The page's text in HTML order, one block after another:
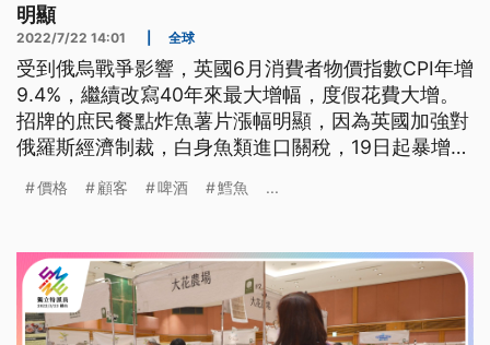
明顯
2022/7/22 14:01 全球
受到俄烏戰爭影響，英國6月消費者物價指數CPI年增
9.4%，繼續改寫40年來最大增幅，度假花費大增。
招牌的庶民餐點炸魚薯片漲幅明顯，因為英國加強對
俄羅斯經濟制裁，白身魚類進口關稅，19日起暴增到
價格 顧客 啤酒 鱈魚 ...